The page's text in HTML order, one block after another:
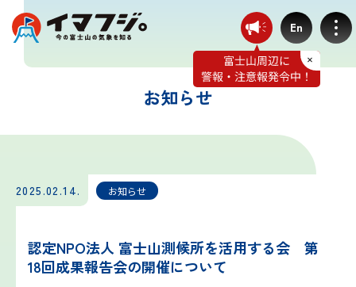
En
登山ルート別気象
富士宮ルート
御殿場ルート
お知らせ
2025.02.14. お知らせ
認定NPO法人 富士山測候所を活用する会 第
18回成果報告会の開催について